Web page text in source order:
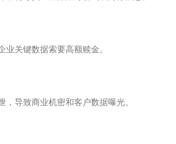
业关键数据索要高额赎金。
，导致商业机密和客户数据曝光。